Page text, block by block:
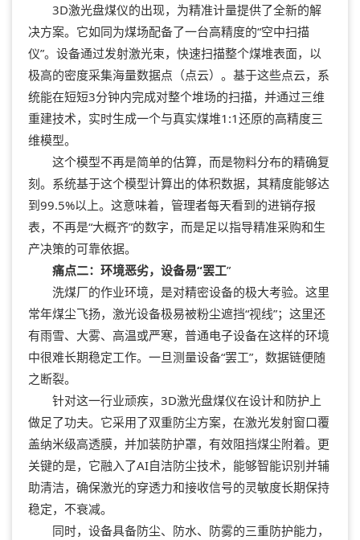
3D激光盘煤仪的出现，为精准计量提供了全新的解
决方案。它如同为煤场配备了一台高精度的“空中扫描
仪”。设备通过发射激光束，快速扫描整个煤堆表面，以
极高的密度采集海量数据点（点云）。基于这些点云，系
统能在短短3分钟内完成对整个堆场的扫描，并通过三维
重建技术，实时生成一个与真实煤堆1:1还原的高精度三
维模型。
这个模型不再是简单的估算，而是物料分布的精确复
刻。系统基于这个模型计算出的体积数据，其精度能够达
到99.5%以上。这意味着，管理者每天看到的进销存报
表，不再是“大概齐”的数字，而是足以指导精准采购和生
产决策的可靠依据。
痛点二：环境恶劣，设备易“罢工”
洗煤厂的作业环境，是对精密设备的极大考验。这里
常年煤尘飞扬，激光设备极易被粉尘遮挡“视线”；这里还
有雨雪、大雾、高温或严寒，普通电子设备在这样的环境
中很难长期稳定工作。一旦测量设备“罢工”，数据链便随
之断裂。
针对这一行业顽疾，3D激光盘煤仪在设计和防护上
做足了功夫。它采用了双重防尘方案，在激光发射窗口覆
盖纳米级高透膜，并加装防护罩，有效阻挡煤尘附着。更
关键的是，它融入了AI自洁防尘技术，能够智能识别并辅
助清洁，确保激光的穿透力和接收信号的灵敏度长期保持
稳定，不衰减。
同时，设备具备防尘、防水、防雾的三重防护能力，